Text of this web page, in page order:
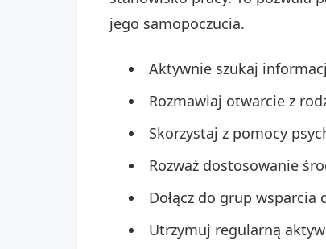
jego samopoczucia.
Aktywnie szukaj
Rozmawiaj otwarcie z
Skorzystaj z pomocy
Rozważ dostosowanie
Dołącz do grup wsparcia
Utrzymuj regularną